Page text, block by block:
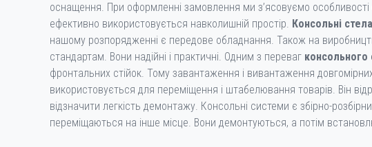
оснащення. При оформленні замовлення ми з’ясовуємо
ефективно використовується навколишній простір. Консольні
нашому розпорядженні є передове обладнання. Також на
стандартам. Вони надійні і практичні. Одним з переваг
фронтальних стійок. Тому завантаження і вивантаження
використовується для переміщення і штабелювання товарів. Він
відзначити легкість демонтажу. Консольні системи є збірно-
переміщаються на інше місце. Вони демонтуються, а потім